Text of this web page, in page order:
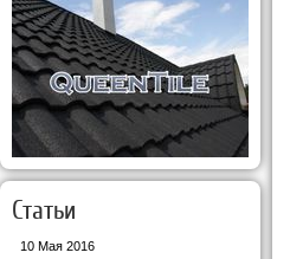
Статьи
10 Мая 2016